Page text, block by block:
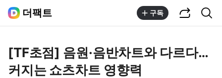
더팩트 구독
[TF초점] 음원·음반차트와 다르다…
커지는 쇼츠차트 영향력